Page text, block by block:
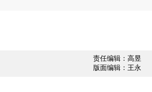
责任编辑：高昱
版面编辑：王永